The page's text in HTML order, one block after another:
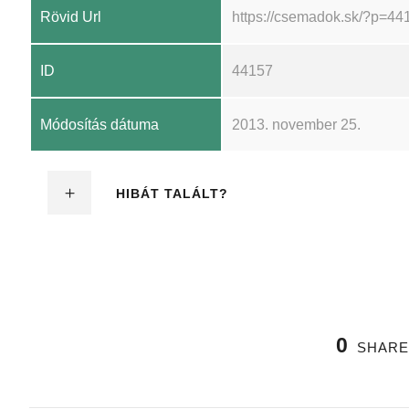
Rövid Url https://csemadok.sk/
ID 44157
Módosítás dátuma 2013. november 25.
HIBÁT TALÁLT?
0